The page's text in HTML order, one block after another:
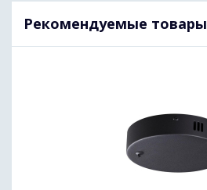
Рекомендуемые товары